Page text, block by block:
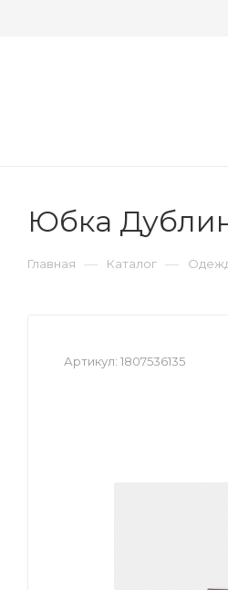
Юбка
Главная — Каталог —
Артикул: 1807536135